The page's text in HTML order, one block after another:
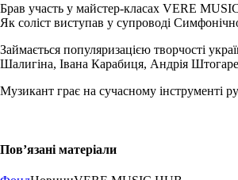
Брав участь у майстер-класах VERE
Як соліст виступав у супроводі
Займається популяризацією творчості
Шалигіна, Івана Карабиця, Андрія
Музикант грає на сучасному інструменті
Пов’язані матеріали